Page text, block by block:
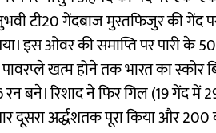
टी20 गेंदबाज मुस्तफिजुर की गेंद
इस ओवर की समाप्ति पर पारी के
खत्म होने तक भारत का
बने। रिशाद ने फिर गिल (19 गेंद
दूसरा अर्द्धशतक पूरा किया और 200